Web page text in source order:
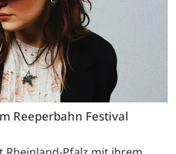
Reeperbahn Festival